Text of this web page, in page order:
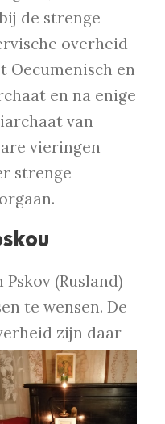
de strenge
overheid
Oecumenisch en
en na enige
van
vieringen
strenge
(Rusland)
te wensen. De
zijn daar